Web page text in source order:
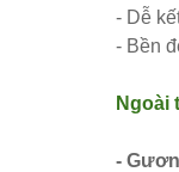
- Dễ
- Bền
Ngoài
-